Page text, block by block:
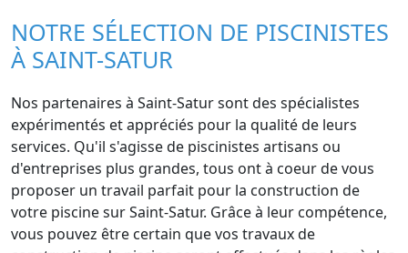
NOTRE SÉLECTION DE PISCINISTES
À SAINT-SATUR
Nos partenaires à Saint-Satur sont des spécialistes
expérimentés et appréciés pour la qualité de leurs
services. Qu'il s'agisse de piscinistes artisans ou
d'entreprises plus grandes, tous ont à coeur de vous
proposer un travail parfait pour la construction de
votre piscine sur Saint-Satur. Grâce à leur compétence,
vous pouvez être certain que vos travaux de